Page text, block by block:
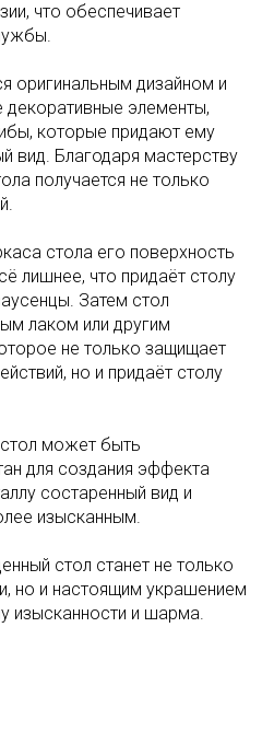
что обеспечивает
оригинальным дизайном и
элементы,
которые придают ему
вид. Благодаря мастерству
получается не только
стола его поверхность
лишнее, что придаёт столу
Затем стол
лаком или другим
не только защищает
но и придаёт столу
может быть
для создания эффекта
состаренный вид и
изысканным.
стол станет не только
но и настоящим украшением
изысканности и шарма.